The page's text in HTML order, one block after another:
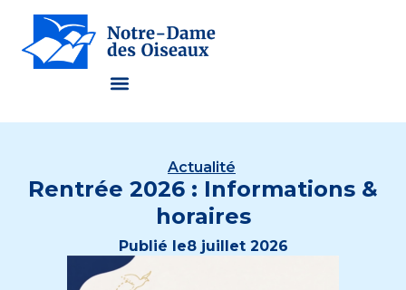
Actualité
Rentrée 2026 : Informations &
horaires
Publié le8 juillet 2026